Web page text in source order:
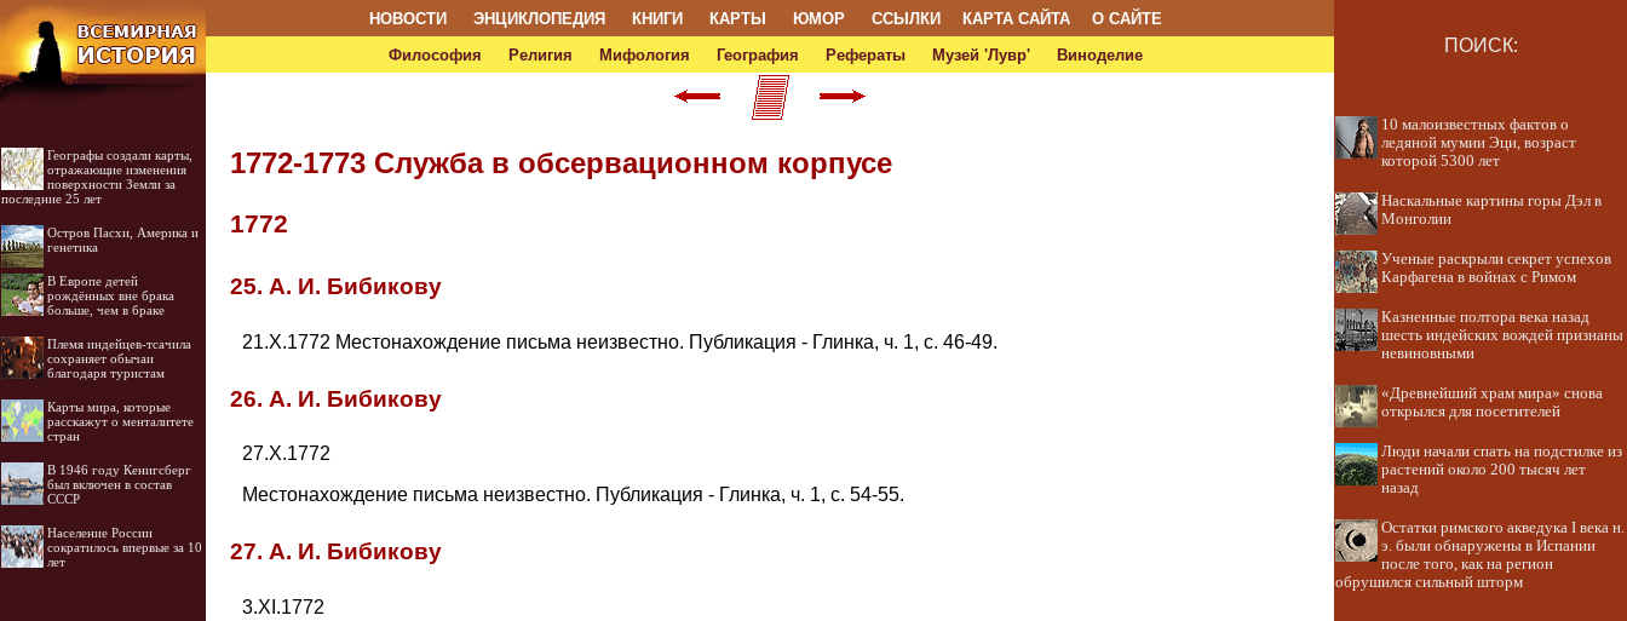
НОВОСТИ ЭНЦИКЛОПЕДИЯ КНИГИ КАРТЫ ЮМОР ССЫЛКИ КАРТА САЙТА
О САЙТЕ
Философия
Религия Мифология География Рефераты Музей 'Лувр' Виноделие ПОИСК:
Географы создали карты,
отражающие изменения
поверхности Земли за
последние 25 лет
Остров Пасхи, Америка и
генетика
В Европе детей
рождённых вне брака
больше, чем в браке
Племя индейцев-тсачила
сохраняет обычаи
благодаря туристам
Карты мира, которые
расскажут о менталитете
стран
В 1946 году Кенигсберг
был включен в состав
СССР
Население России
сократилось впервые за 10
лет
1772-1773 Служба в обсервационном корпусе
1772
25. А. И. Бибикову
21.Х.1772 Местонахождение письма неизвестно. Публикация - Глинка, ч. 1, с. 46-49.
26. А. И. Бибикову
27.Х.1772
Местонахождение письма неизвестно. Публикация - Глинка, ч. 1, с. 54-55.
27. А. И. Бибикову
3.XI.1772
10 малоизвестных фактов о
ледяной мумии Эци, возраст
которой 5300 лет
Наскальные картины горы Дэл в
Монголии
Ученые раскрыли секрет успехов
Карфагена в войнах с Римом
Казненные полтора века назад
шесть индейских вождей признаны
невиновными
«Древнейший храм мира» снова
открылся для посетителей
Люди начали спать на подстилке из
растений около 200 тысяч лет
назад
Остатки римского акведука I века н.
э. были обнаружены в Испании
после того, как на регион
обрушился сильный шторм